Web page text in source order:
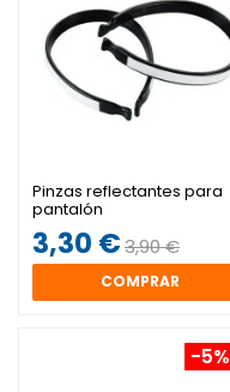
Pinzas reflectantes para
pantalón
3,30 €3,90 €
COMPRAR
-5%